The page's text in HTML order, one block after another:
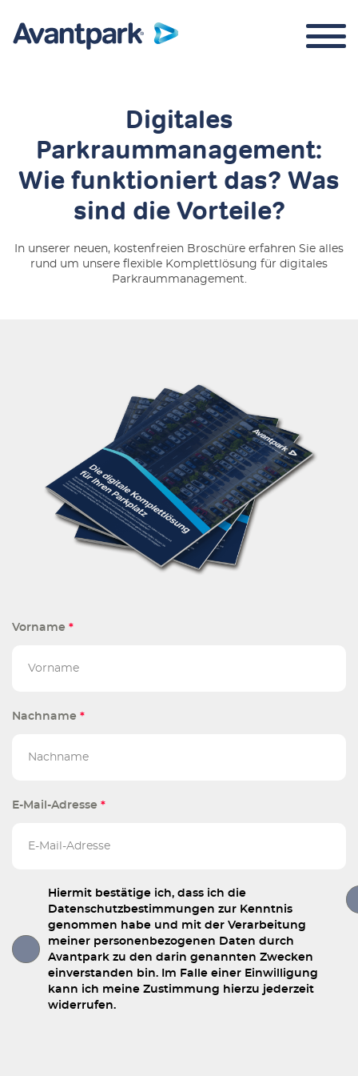
Digitales
Parkraummanagement:
Wie funktioniert das? Was
sind die Vorteile?
In unserer neuen, kostenfreien Broschüre erfahren Sie alles
rund um unsere flexible Komplettlösung für digitales
Parkraummanagement.
Vorname *
Nachname *
E-Mail-Adresse *
Hiermit bestätige ich, dass ich die
Datenschutzbestimmungen zur Kenntnis
genommen habe und mit der Verarbeitung
meiner personenbezogenen Daten durch
Avantpark zu den darin genannten Zwecken
einverstanden bin. Im Falle einer Einwilligung
kann ich meine Zustimmung hierzu jederzeit
widerrufen.
Parkraummanagement
Über uns